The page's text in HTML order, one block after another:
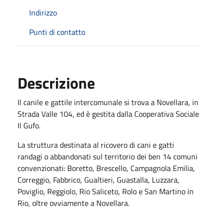
Indirizzo
Punti di contatto
Descrizione
Il canile e gattile intercomunale si trova a Novellara, in
Strada Valle 104, ed è gestita dalla Cooperativa Sociale
Il Gufo.
La struttura destinata al ricovero di cani e gatti
randagi o abbandonati sul territorio dei ben 14 comuni
convenzionati: Boretto, Brescello, Campagnola Emilia,
Correggio, Fabbrico, Gualtieri, Guastalla, Luzzara,
Poviglio, Reggiolo, Rio Saliceto, Rolo e San Martino in
Rio, oltre ovviamente a Novellara.